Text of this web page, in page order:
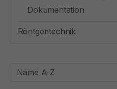
Dokumentation
Röntgentechnik